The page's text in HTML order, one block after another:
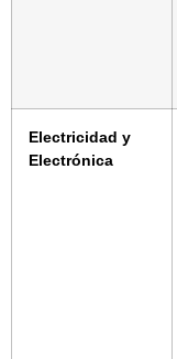
Electricidad y
Electrónica